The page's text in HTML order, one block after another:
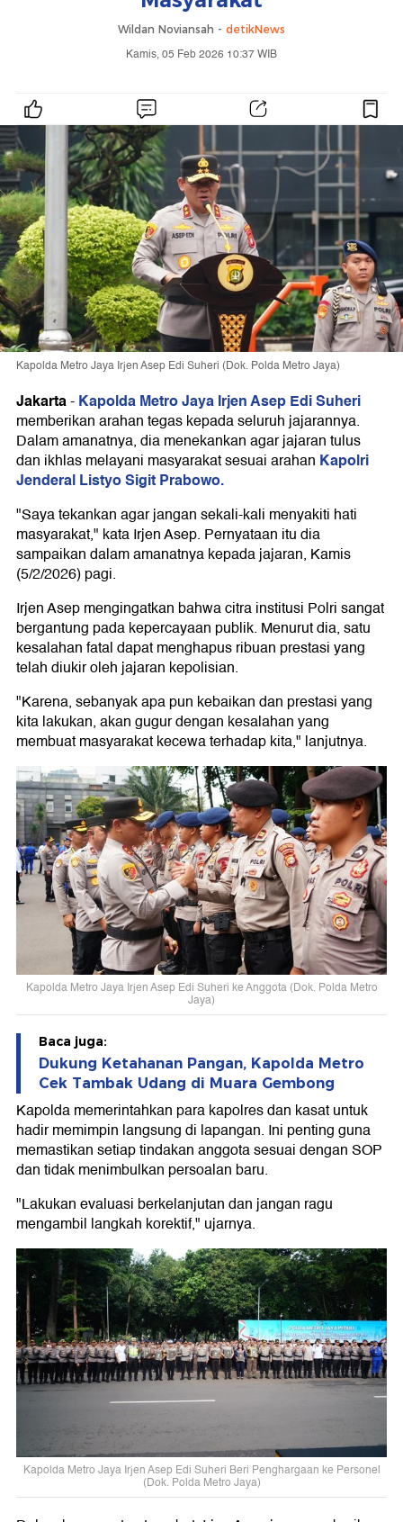
Wildan Noviansah - detikNews
Kamis, 05 Feb 2026 10:37 WIB
Kapolda Metro Jaya Irjen Asep Edi Suheri (Dok. Polda Metro Jaya)
Jakarta-Kapolda Metro Jaya Irjen Asep Edi Suheri
memberikan arahan tegas kepada seluruh jajarannya.
Dalam amanatnya, dia menekankan agar jajaran tulus
dan ikhlas melayani masyarakat sesuai arahan Kapolri
Jenderal Listyo Sigit Prabowo.
"Saya tekankan agar jangan sekali-kali menyakiti hati
masyarakat," kata Irjen Asep. Pernyataan itu dia
sampaikan dalam amanatnya kepada jajaran, Kamis
(5/2/2026) pagi.
Irjen Asep mengingatkan bahwa citra institusi Polri sangat
bergantung pada kepercayaan publik. Menurut dia, satu
kesalahan fatal dapat menghapus ribuan prestasi yang
telah diukir oleh jajaran kepolisian.
"Karena, sebanyak apa pun kebaikan dan prestasi yang
kita lakukan, akan gugur dengan kesalahan yang
membuat masyarakat kecewa terhadap kita," lanjutnya.
Kapolda Metro Jaya Irjen Asep Edi Suheri ke Anggota (Dok. Polda Metro
Jaya)
Baca juga:
Dukung Ketahanan Pangan, Kapolda Metro
Cek Tambak Udang di Muara Gembong
Kapolda memerintahkan para kapolres dan kasat untuk
hadir memimpin langsung di lapangan. Ini penting guna
memastikan setiap tindakan anggota sesuai dengan SOP
dan tidak menimbulkan persoalan baru.
"Lakukan evaluasi berkelanjutan dan jangan ragu
mengambil langkah korektif," ujarnya.
Kapolda Metro Jaya Irjen Asep Edi Suheri Beri Penghargaan ke Personel
(Dok. Polda Metro Jaya)